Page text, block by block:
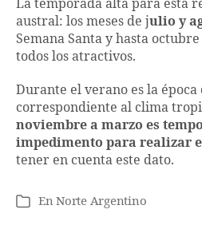
La temporada alta para esta
austral: los meses de julio y
Semana Santa y hasta
todos los atractivos.
Durante el verano es la época
correspondiente al clima
noviembre a marzo es
impedimento para realizar
tener en cuenta este dato.
Categorías
EnNorte Argentino